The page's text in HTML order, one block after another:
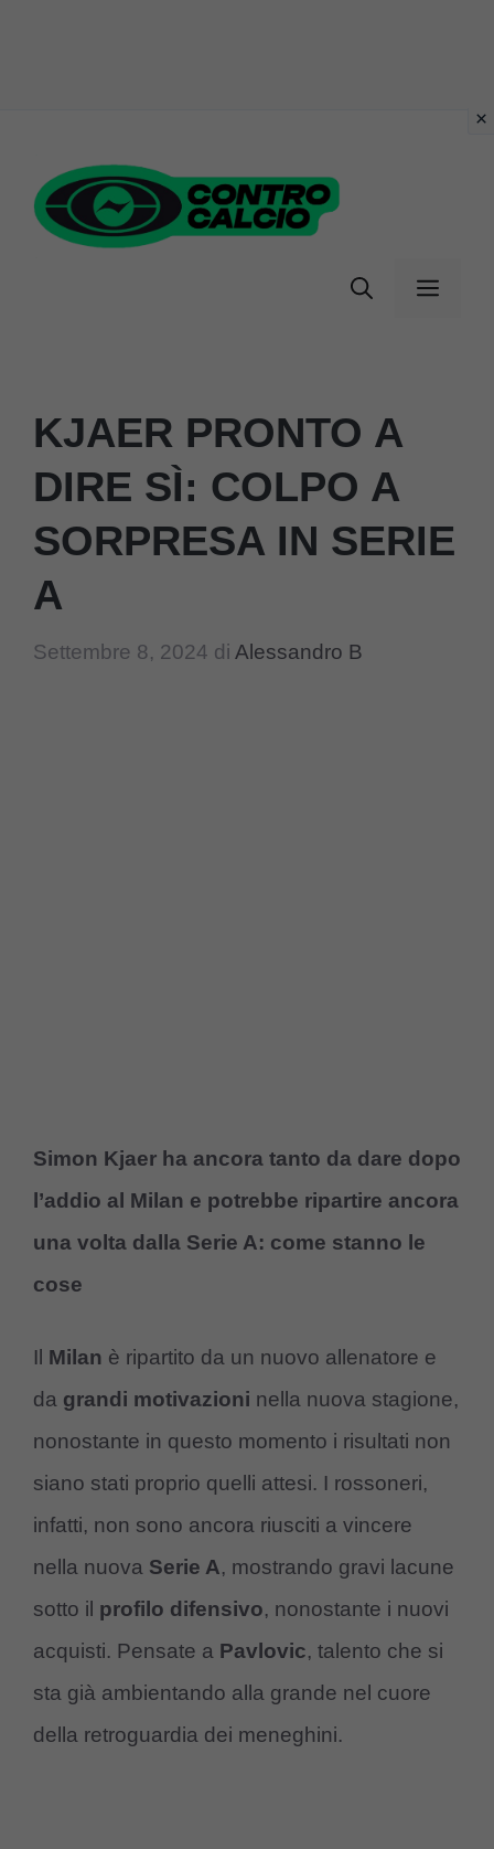
contenuto
Menu
KJAER PRONTO A
DIRE SÌ: COLPO A
SORPRESA IN SERIE
A
Settembre 8, 2024 di Alessandro B
Simon Kjaer ha ancora tanto da dare dopo
l’addio al Milan e potrebbe ripartire ancora
una volta dalla Serie A: come stanno le
cose
Il Milan è ripartito da un nuovo allenatore e
da grandi motivazioni nella nuova stagione,
nonostante in questo momento i risultati non
siano stati proprio quelli attesi. I rossoneri,
infatti, non sono ancora riusciti a vincere
nella nuova Serie A, mostrando gravi lacune
sotto il profilo difensivo, nonostante i nuovi
acquisti. Pensate a Pavlovic, talento che si
sta già ambientando alla grande nel cuore
della retroguardia dei meneghini.